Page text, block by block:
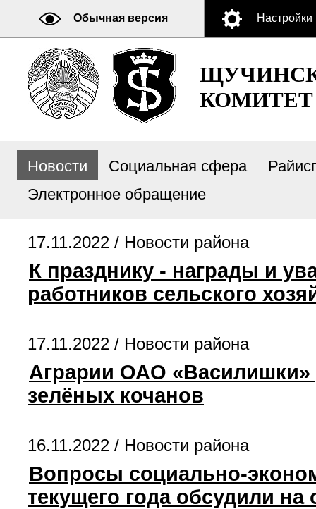
Обычная версия Настройки
КОМИТЕТ
Новости Социальная сфера
Электронное обращение
17.11.2022 / Новости района
К празднику - награды и
работников сельского
17.11.2022 / Новости района
Аграрии ОАО «Василишки»
зелёных кочанов
16.11.2022 / Новости района
Вопросы социально-
текущего года обсудили